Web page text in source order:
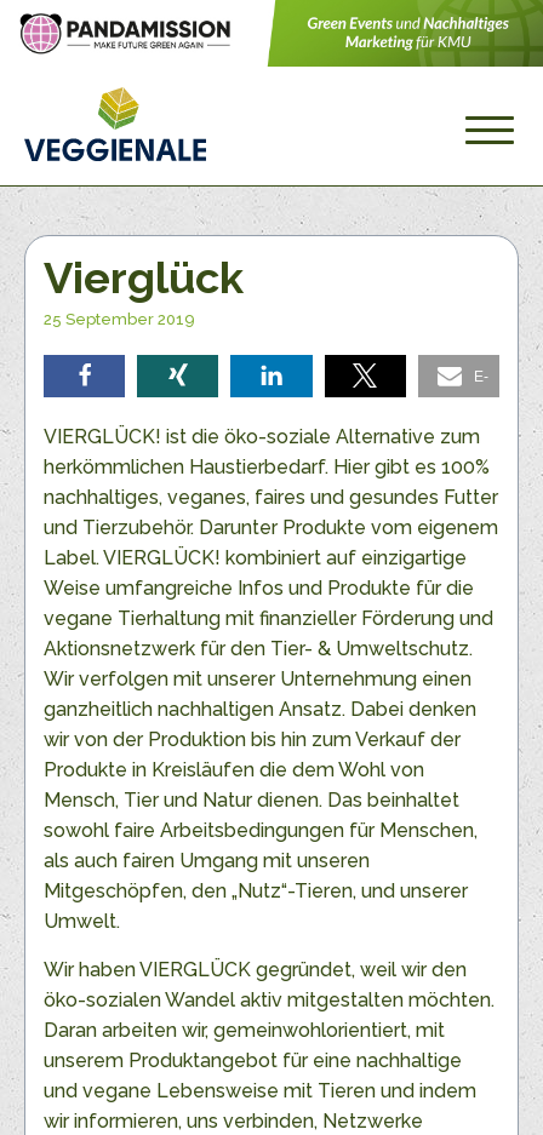
Vierglück
25 September 2019
teilen teilen teilen
E-
VIERGLÜCK! ist die öko-soziale Alternative zum
herkömmlichen Haustierbedarf. Hier gibt es 100%
nachhaltiges, veganes, faires und gesundes Futter
und Tierzubehör. Darunter Produkte vom eigenem
Label. VIERGLÜCK! kombiniert auf einzigartige
Weise umfangreiche Infos und Produkte für die
vegane Tierhaltung mit finanzieller Förderung und
Aktionsnetzwerk für den Tier- & Umweltschutz.
Wir verfolgen mit unserer Unternehmung einen
ganzheitlich nachhaltigen Ansatz. Dabei denken
wir von der Produktion bis hin zum Verkauf der
Produkte in Kreisläufen die dem Wohl von
Mensch, Tier und Natur dienen. Das beinhaltet
sowohl faire Arbeitsbedingungen für Menschen,
als auch fairen Umgang mit unseren
Mitgeschöpfen, den „Nutz“-Tieren, und unserer
Umwelt.
Wir haben VIERGLÜCK gegründet, weil wir den
öko-sozialen Wandel aktiv mitgestalten möchten.
Daran arbeiten wir, gemeinwohlorientiert, mit
unserem Produktangebot für eine nachhaltige
und vegane Lebensweise mit Tieren und indem
wir informieren, uns verbinden, Netzwerke